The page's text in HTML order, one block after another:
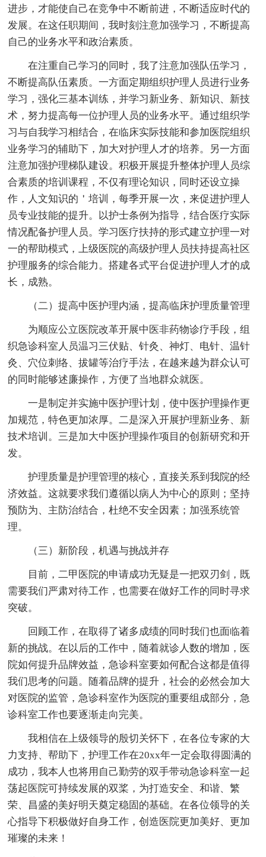
进步，才能使自己在竞争中不断前进，不断适应时代的
发展。在这任职期间，我时刻注意加强学习，不断提高
自己的业务水平和政治素质。
在注重自己学习的同时，我了注意加强队伍学习，
不断提高队伍素质。一方面定期组织护理人员进行业务
学习，强化三基本训练，并学习新业务、新知识、新技
术，努力提高每一位护理人员的业务水平。通过组织学
习与自我学习相结合，在临床实际技能和参加医院组织
业务学习的辅助下，加大对护理人才的培养。另一方面
注意加强护理梯队建设。积极开展提升整体护理人员综
合素质的培训课程，不仅有理论知识，同时还设立操
作，人文知识的＇培训，每季开展一次，来促进护理人
员专业技能的提升。以护士条例为指导，结合医疗实际
情况配备护理人员。学习医疗扶持的形式建立护理一对
一的帮助模式，上级医院的高级护理人员扶持提高社区
护理服务的综合能力。搭建各式平台促进护理人才的成
长，成熟。
（二）提高中医护理内涵，提高临床护理质量管理
为顺应公立医院改革开展中医非药物诊疗手段，组
织急诊科室人员温习三伏贴、针灸、神灯、电针、温针
灸、穴位刺络、拔罐等治疗手法，在越来越为群众认可
的同时能够述廉操作，方便了当地群众就医。
一是制定并实施中医护理计划，使中医护理操作更
加规范，特色更加浓厚。二是深入开展护理新业务、新
技术培训。三是加大中医护理操作项目的创新研究和开
发。
护理质量是护理管理的核心，直接关系到我院的经
济效益。这就要求我们遵循以病人为中心的原则；坚持
预防为、主防治结合，杜绝不安全因素；加强系统管
理。
（三）新阶段，机遇与挑战并存
目前，二甲医院的申请成功无疑是一把双刃剑，既
需要我们严肃对待工作，也需要在做好工作的同时寻求
突破。
回顾工作，在取得了诸多成绩的同时我们也面临着
新的挑战。在以后的工作中，随着就诊人数的增加，医
院如何提升品牌效益，急诊科室要如何配合这都是值得
我们思考的问题。随着品牌的提升，社会的必然会加大
对医院的监管，急诊科室作为医院的重要组成部分，急
诊科室工作也要逐渐走向完美。
我相信在上级领导的殷切关怀下，在各位专家的大
力支持、帮助下，护理工作在20xx年一定会取得圆满的
成功，我本人也将用自己勤劳的双手带动急诊科室一起
荡起医院可持续发展的双桨，为打造安全、和谐、繁
荣、昌盛的美好明天奠定稳固的基础。在各位领导的关
心指导下积极做好自身工作，创造医院更加美好、更加
璀璨的未来！